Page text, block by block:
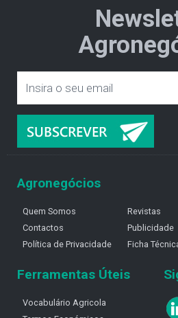
Agronegócios
Quem Somos
Contactos
Política de Privacidade
Revistas
Publicidade
Ficha
Ferramentas Úteis
Vocabulário Agricola